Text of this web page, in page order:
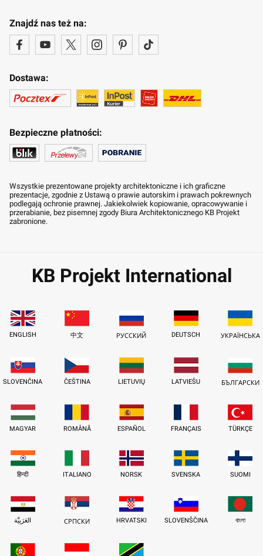
Znajdź nas też na:
Dostawa:
Bezpieczne płatności:
Wszystkie prezentowane projekty architektoniczne i ich graficzne
prezentacje, zgodnie z Ustawą o prawie autorskim i prawach pokrewnych
podlegają ochronie prawnej. Jakiekolwiek kopiowanie, opracowywanie i
przerabianie, bez pisemnej zgody Biura Architektonicznego KB Projekt
zabronione.
KB Projekt International
ENGLISH 中文 РУССКИЙ DEUTSCH УКРАЇНСЬКА
SLOVENČINA ČEŠTINA LIETUVIŲ LATVIEŠU БЪЛГАРСКИ
MAGYAR ROMÂNĂ ESPAÑOL FRANÇAIS TÜRKÇE
हिन्दी ITALIANO NORSK SVENSKA SUOMI
العَرَبِيَّة СРПСКИ HRVATSKI SLOVENŠČINA বাংলা